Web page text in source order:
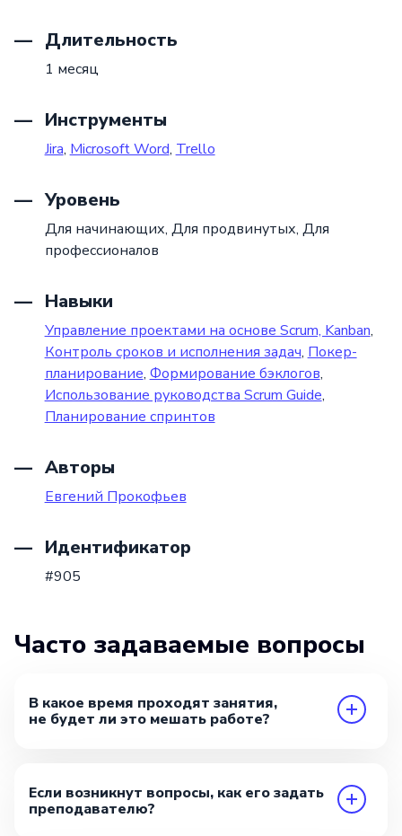
Длительность
1 месяц
Инструменты
Jira, Microsoft Word, Trello
Уровень
Для начинающих, Для продвинутых, Для
профессионалов
Навыки
Управление проектами на основе Scrum, Kanban,
Контроль сроков и исполнения задач, Покер-
планирование, Формирование бэклогов,
Использование руководства Scrum Guide,
Планирование спринтов
Авторы
Евгений Прокофьев
Идентификатор
#905
Часто задаваемые вопросы
В какое время проходят занятия,
не будет ли это мешать работе?
Если возникнут вопросы, как его задать
преподавателю?